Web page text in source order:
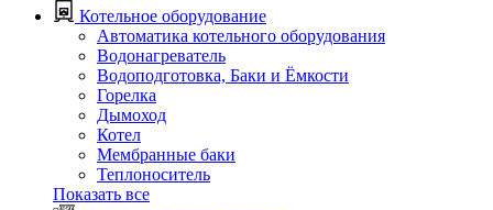
Котельное оборудование
Автоматика котельного оборудования
Водонагреватель
Водоподготовка, Баки и Ёмкости
Горелка
Дымоход
Котел
Мембранные баки
Теплоноситель
Показать все